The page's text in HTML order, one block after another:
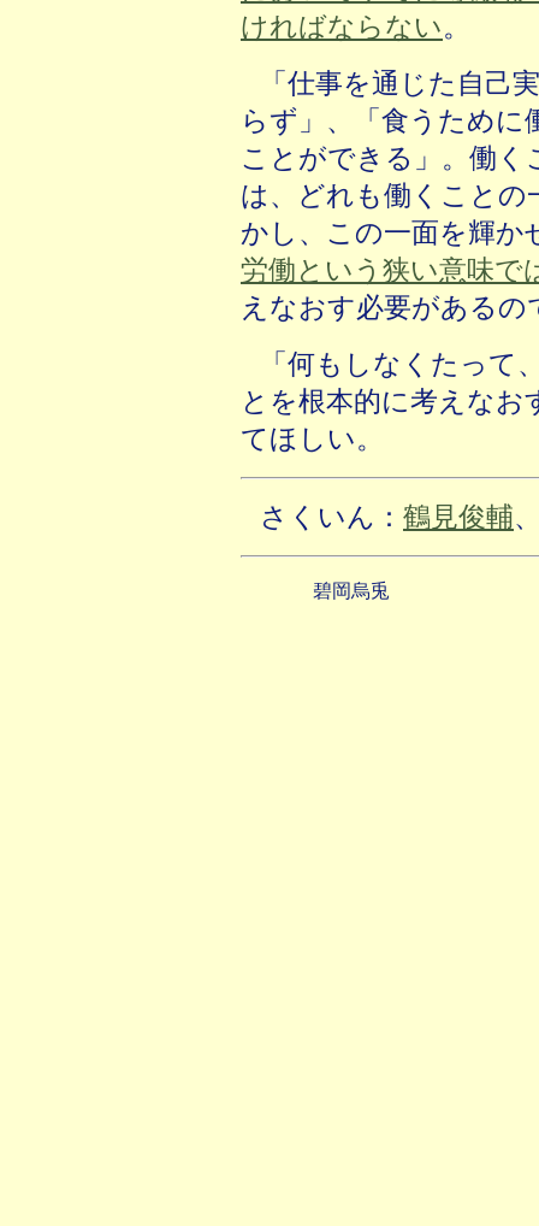
ければならない。
「仕事を通じた自己
らず」、「食うため
ことができる」。働
は、どれも働くこと
かし、この一面を輝か
労働という狭い意味で
えなおす必要がある
「何もしなくたって
とを根本的に考えな
てほしい。
さくいん： 鶴見俊輔
碧岡烏兎